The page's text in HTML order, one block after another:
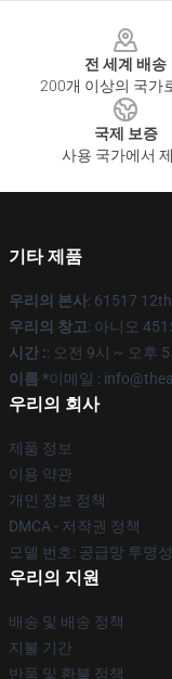
전 세계 배송
200개 이상의 국가
국제 보증
사용 국가에서
기타 제품
우리의 본사: 61517
우리의 창고: 아니오
시간 :: 오전 9시 ~ 오후
이름 *이메일 :
우리의 회사
제품 정보
이용 약관
개인 정보 정책
DMCA - 저작권 정책
모델 번호: 공급망 투명
우리의 지원
배송 및 배송 정책
지불 기간
반품 및 환불 정책